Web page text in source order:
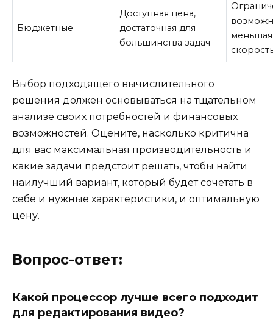
Бюджетные
Доступная цена,
достаточная для
большинства задач
меньшая
Выбор подходящего вычислительного
решения должен основываться на тщательном
анализе своих потребностей и финансовых
возможностей. Оцените, насколько критична
для вас максимальная производительность и
какие задачи предстоит решать, чтобы найти
наилучший вариант, который будет сочетать в
себе и нужные характеристики, и оптимальную
цену.
Вопрос-ответ:
Какой процессор лучше всего подходит
для редактирования видео?